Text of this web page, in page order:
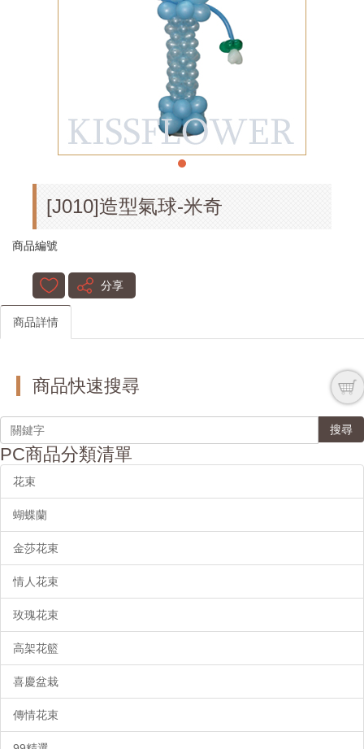
[J010]造型氣球-米奇
商品編號
分享
商品詳情
商品快速搜尋
搜尋
PC商品分類清單
花束
蝴蝶蘭
金莎花束
情人花束
玫瑰花束
高架花籃
喜慶盆栽
傳情花束